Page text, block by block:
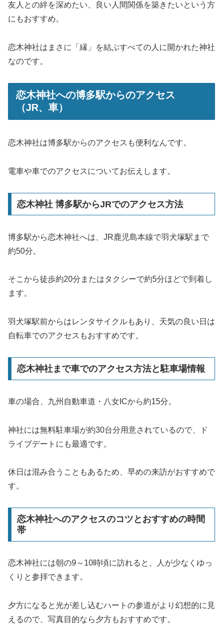
友人との絆を深めたい、良い人間関係を築きたいという方
にもおすすめ。
恋木神社はまさに「縁」を結ぶすべての人に開かれた神社
なのです。
恋木神社への博多駅からのアクセス
（JR、車）
恋木神社は博多駅からのアクセスも便利なんです。
電車や車でのアクセスについてお伝えします。
恋木神社 博多駅からJRでのアクセス方法
博多駅から恋木神社へは、JR鹿児島本線で羽犬塚駅まで
約50分。
そこから徒歩約20分またはタクシーで約5分ほどで到着し
ます。
羽犬塚駅前からはレンタサイクルもあり、天気の良い日は
自転車でのアクセスもおすすめです。
恋木神社まで車でのアクセス方法と駐車場情報
車の場合、九州自動車道・八女ICから約15分。
神社には無料駐車場が約30台分用意されているので、ド
ライブデートにも最適です。
休日は混み合うこともあるため、早めの来訪がおすすめで
す。
恋木神社へのアクセスのコツとおすすめの時間
帯
恋木神社には朝の9～10時頃に訪れると、人が少なくゆっ
くりと参拝できます。
夕方になると光が差し込むハートの参道がより幻想的に見
えるので、写真目的なら夕方もおすすめです。